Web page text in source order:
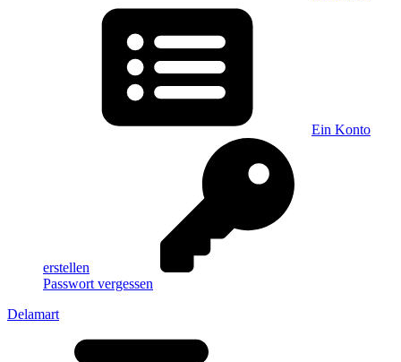
Ein Konto
erstellen
Passwort vergessen
Delamart